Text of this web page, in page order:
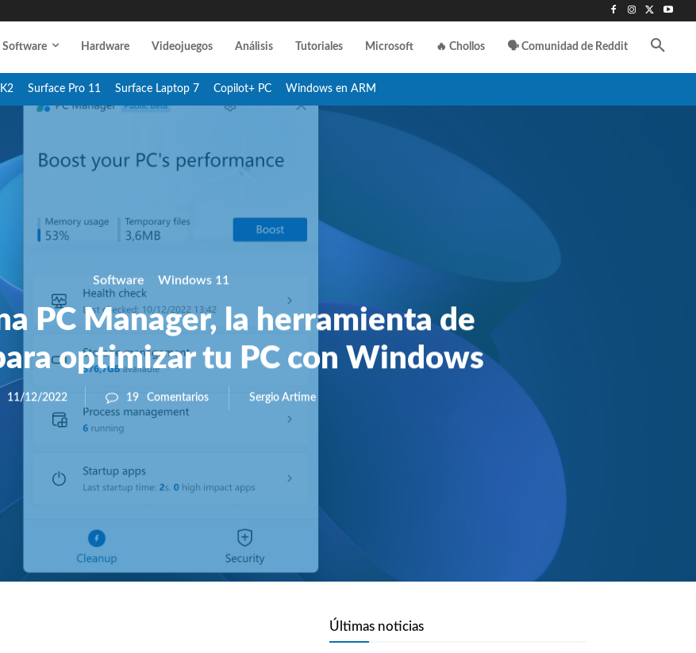
Software Hardware Videojuegos Análisis Tutoriales Microsoft 🔥 Chollos 🗣️ Comunidad de Reddit
Surface Pro 11 Surface Laptop 7 Copilot+ PC Windows en ARM
Software Windows 11
PC Manager, la herramienta de
optimizar tu PC con Windows
11/12/2022 19 Comentarios Sergio Artime
Últimas noticias